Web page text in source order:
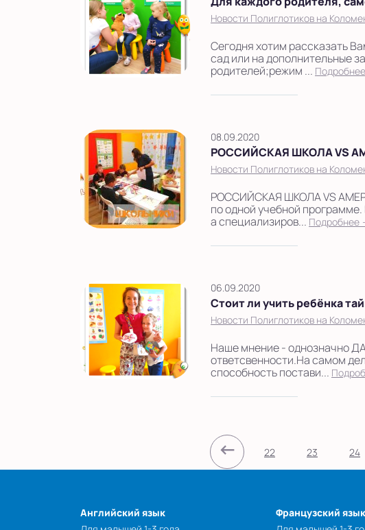
Новости Полиглотиков на
Сегодня хотим рассказать
сад или на дополнительные
родителей;режим ...
08.09.2020
РОССИЙСКАЯ ШКОЛА VS
Новости Полиглотиков на
РОССИЙСКАЯ ШКОЛА VS
по одной учебной
а специализиров... Подробнее
06.09.2020
Стоит ли учить ребёнка
Новости Полиглотиков на
Наше мнение - однозначно
ответсвенности.На самом
способность постави...
← 22 23 24
Английский язык
Французский язык